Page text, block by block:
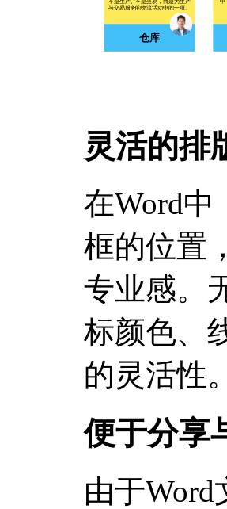
灵活的排
在Word
框的位置
专业感。
标颜色、
的灵活性。
便于分享
由于